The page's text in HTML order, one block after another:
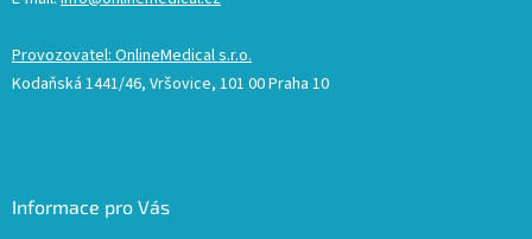
Provozovatel: OnlineMedical s.r.o.
Kodaňská 1441/46, Vršovice, 101 00 Praha 10
Informace pro Vás